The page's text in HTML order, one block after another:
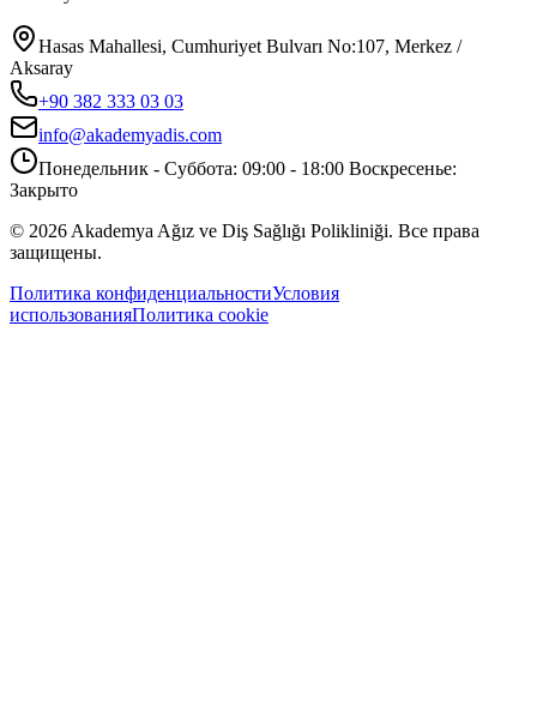
Hasas Mahallesi, Cumhuriyet Bulvarı No:107, Merkez /
Aksaray
+90 382 333 03 03
info@akademyadis.com
Понедельник - Суббота: 09:00 - 18:00 Воскресенье:
Закрыто
© 2026Akademya Ağız ve Diş Sağlığı Polikliniği. Все права
защищены.
Политика конфиденциальностиУсловия
использованияПолитика cookie